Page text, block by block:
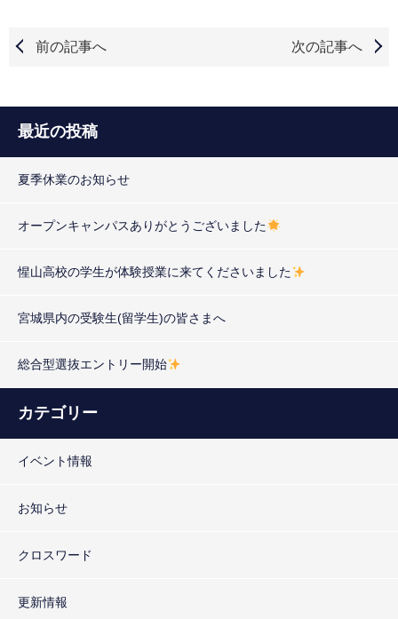
前の記事へ 次の記事へ
最近の投稿
夏季休業のお知らせ
オープンキャンパスありがとうございました
惺山高校の学生が体験授業に来てくださいました
宮城県内の受験生(留学生)の皆さまへ
総合型選抜エントリー開始
カテゴリー
イベント情報
お知らせ
クロスワード
更新情報